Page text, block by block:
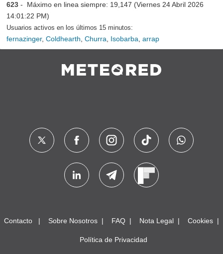
623 - Máximo en linea siempre: 19,147 (Viernes 24 Abril 2026
14:01:22 PM)
Usuarios activos en los últimos 15 minutos:
fernazinger, Coldhearth Churra Isobarba arrap
Contacto Sobre Nosotros FAQ Nota Legal Cookies
Política de Privacidad